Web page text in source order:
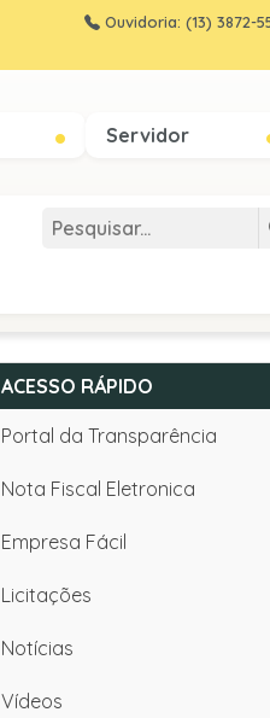
Ouvidoria: (13) 3872-
Servidor
ACESSO RÁPIDO
Portal da Transparência
Nota Fiscal Eletronica
Empresa Fácil
Licitações
Notícias
Vídeos